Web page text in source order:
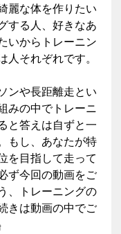
麗な体を作りたい
する人、好きなあ
いからトレーニン
人それぞれです。
や長距離走とい
みの中でトレーニ
と答えは自ずと一
もし、あなたが特
を目指して走って
ず今回の動画をご
、トレーニングの
きは動画の中でご